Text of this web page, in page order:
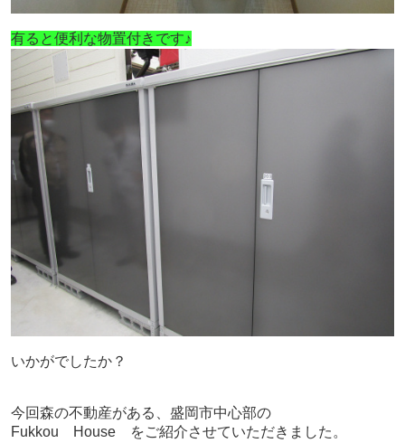
有ると便利な物置付きです♪
いかがでしたか？
今回森の不動産がある、盛岡市中心部の
Fukkou House をご紹介させていただきました。